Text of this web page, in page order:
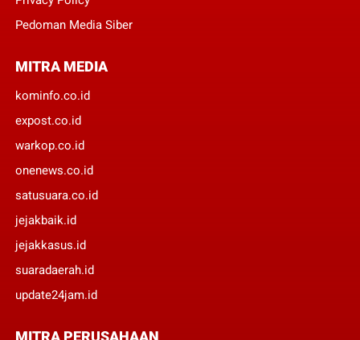
Pedoman Media Siber
MITRA MEDIA
kominfo.co.id
expost.co.id
warkop.co.id
onenews.co.id
satusuara.co.id
jejakbaik.id
jejakkasus.id
suaradaerah.id
update24jam.id
MITRA PERUSAHAAN